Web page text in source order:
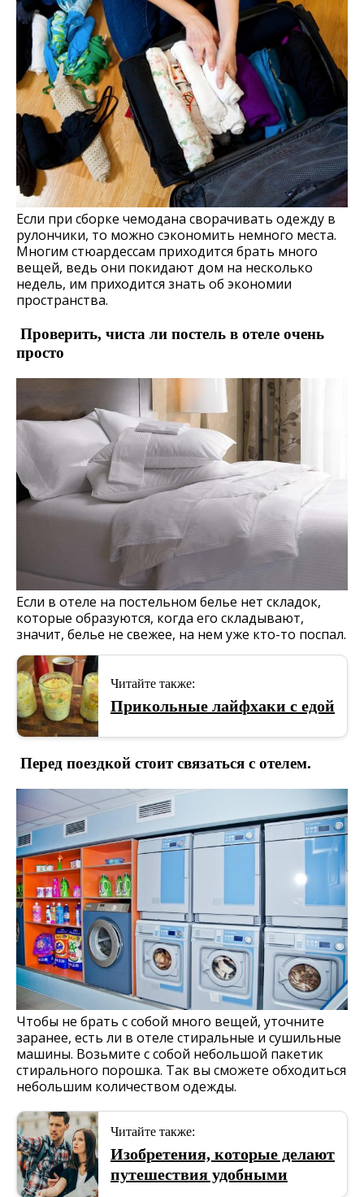
Если при сборке чемодана сворачивать одежду в
рулончики, то можно сэкономить немного места.
Многим стюардессам приходится брать много
вещей, ведь они покидают дом на несколько
недель, им приходится знать об экономии
пространства.
Проверить, чиста ли постель в отеле очень
просто
Если в отеле на постельном белье нет складок,
которые образуются, когда его складывают,
значит, белье не свежее, на нем уже кто-то поспал.
Читайте также:
Прикольные лайфхаки с едой
Перед поездкой стоит связаться с отелем.
Чтобы не брать с собой много вещей, уточните
заранее, есть ли в отеле стиральные и сушильные
машины. Возьмите с собой небольшой пакетик
стирального порошка. Так вы сможете обходиться
небольшим количеством одежды.
Читайте также:
Изобретения, которые делают
путешествия удобными